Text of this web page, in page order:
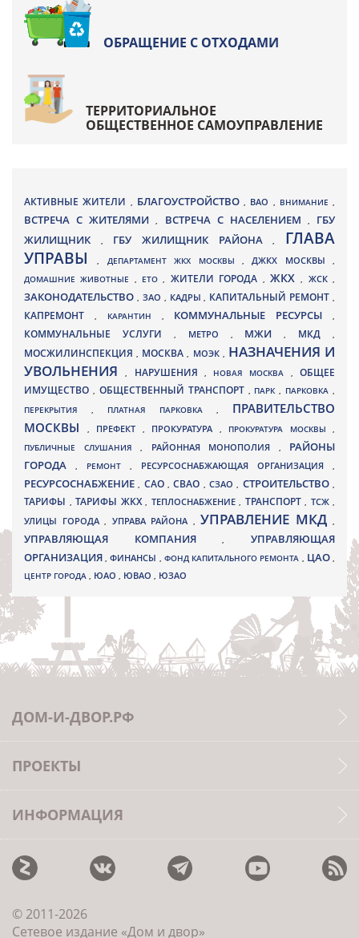
ОБРАЩЕНИЕ С ОТХОДАМИ
ТЕРРИТОРИАЛЬНОЕ
ОБЩЕСТВЕННОЕ САМОУПРАВЛЕНИЕ
АКТИВНЫЕ ЖИТЕЛИ , БЛАГОУСТРОЙСТВО , ВАО , ВНИМАНИЕ ,
ВСТРЕЧА С ЖИТЕЛЯМИ, ВСТРЕЧА С НАСЕЛЕНИЕМ , ГБУ
ЖИЛИЩНИК
, ГБУ ЖИЛИЩНИК РАЙОНА, ГЛАВА
УПРАВЫ, ДЕПАРТАМЕНТ ЖКХ МОСКВЫ ,ДЖКХ МОСКВЫ ,
ДОМАШНИЕ ЖИВОТНЫЕ , ЕТО, ЖИТЕЛИ ГОРОДА , ЖКХ, ЖСК,
ЗАКОНОДАТЕЛЬСТВО , ЗАО , КАДРЫ, КАПИТАЛЬНЫЙ РЕМОНТ ,
КАПРЕМОНТ , КАРАНТИН , КОММУНАЛЬНЫЕ РЕСУРСЫ,
КОММУНАЛЬНЫЕ УСЛУГИ , МЕТРО , МЖИ, МКД ,
МОСЖИЛИНСПЕКЦИЯ, МОСКВА , МОЭК , НАЗНАЧЕНИЯ И
УВОЛЬНЕНИЯ, НАРУШЕНИЯ , НОВАЯ МОСКВА ,ОБЩЕЕ
ИМУЩЕСТВО , ОБЩЕСТВЕННЫЙ ТРАНСПОРТ , ПАРК, ПАРКОВКА ,
ПЕРЕКРЫТИЯ , ПЛАТНАЯ ПАРКОВКА , ПРАВИТЕЛЬСТВО
МОСКВЫ
, ПРЕФЕКТ , ПРОКУРАТУРА , ПРОКУРАТУРА МОСКВЫ ,
ПУБЛИЧНЫЕ СЛУШАНИЯ , РАЙОННАЯ МОНОПОЛИЯ , РАЙОНЫ
ГОРОДА
, РЕМОНТ , РЕСУРСОСНАБЖАЮЩАЯ ОРГАНИЗАЦИЯ ,
РЕСУРСОСНАБЖЕНИЕ, САО,СВАО ,СЗАО, СТРОИТЕЛЬСТВО,
ТАРИФЫ , ТАРИФЫ ЖКХ , ТЕПЛОСНАБЖЕНИЕ , ТРАНСПОРТ , ТСЖ ,
УЛИЦЫ ГОРОДА , УПРАВА РАЙОНА , УПРАВЛЕНИЕ МКД ,
УПРАВЛЯЮЩАЯ КОМПАНИЯ,УПРАВЛЯЮЩАЯ
ОРГАНИЗАЦИЯ,ФИНАНСЫ , ФОНД КАПИТАЛЬНОГО РЕМОНТА , ЦАО,
ЦЕНТР ГОРОДА , ЮАО , ЮВАО , ЮЗАО
ДОМ-И-ДВОР.РФ
ПРОЕКТЫ
ИНФОРМАЦИЯ
© 2011-2026
Сетевое издание «Дом и двор»